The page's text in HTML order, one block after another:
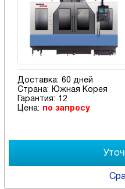
Доставка: 60 дней
Страна:
Южная Корея
Гарантия:
12
Цена:
по запросу